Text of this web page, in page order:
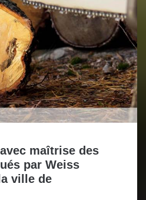
maîtrise des
par Weiss
ville de